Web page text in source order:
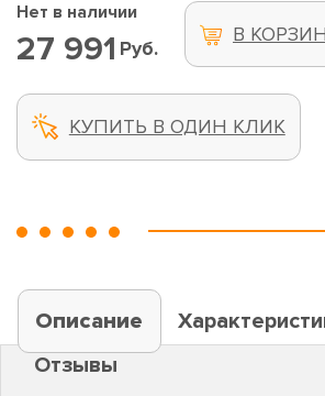
Нет в наличии
27 991 Руб.
В
КУПИТЬ В ОДИН КЛИК
Описание
Отзывы